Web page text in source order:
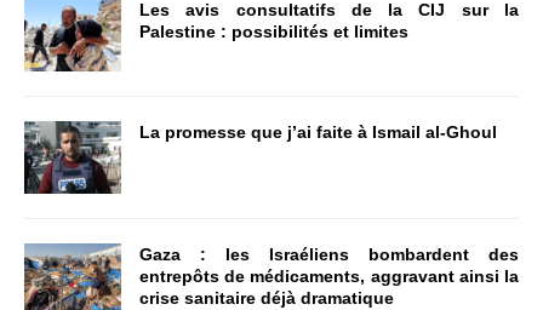
Les avis consultatifs de la CIJ sur la
Palestine : possibilités et limites
La promesse que j’ai faite à Ismail al-Ghoul
Gaza : les Israéliens bombardent des
entrepôts de médicaments, aggravant ainsi la
crise sanitaire déjà dramatique